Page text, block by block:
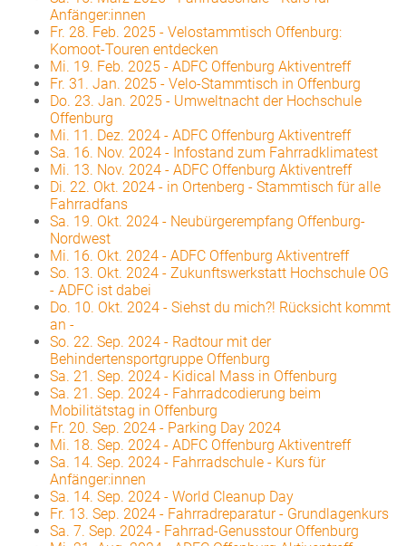
Anfänger:innen
Fr. 28. Feb. 2025 - Velostammtisch Offenburg:
Komoot-Touren entdecken
Mi. 19. Feb. 2025 - ADFC Offenburg Aktiventreff
Fr. 31. Jan. 2025 - Velo-Stammtisch in Offenburg
Do. 23. Jan. 2025 - Umweltnacht der Hochschule
Offenburg
Mi. 11. Dez. 2024 - ADFC Offenburg Aktiventreff
Sa. 16. Nov. 2024 - Infostand zum Fahrradklimatest
Mi. 13. Nov. 2024 - ADFC Offenburg Aktiventreff
Di. 22. Okt. 2024 - in Ortenberg - Stammtisch für alle
Fahrradfans
Sa. 19. Okt. 2024 - Neubürgerempfang Offenburg-
Nordwest
Mi. 16. Okt. 2024 - ADFC Offenburg Aktiventreff
So. 13. Okt. 2024 - Zukunftswerkstatt Hochschule OG
- ADFC ist dabei
Do. 10. Okt. 2024 - Siehst du mich?! Rücksicht kommt
an -
So. 22. Sep. 2024 - Radtour mit der
Behindertensportgruppe Offenburg
Sa. 21. Sep. 2024 - Kidical Mass in Offenburg
Sa. 21. Sep. 2024 - Fahrradcodierung beim
Mobilitätstag in Offenburg
Fr. 20. Sep. 2024 - Parking Day 2024
Mi. 18. Sep. 2024 - ADFC Offenburg Aktiventreff
Sa. 14. Sep. 2024 - Fahrradschule - Kurs für
Anfänger:innen
Sa. 14. Sep. 2024 - World Cleanup Day
Fr. 13. Sep. 2024 - Fahrradreparatur - Grundlagenkurs
Sa. 7. Sep. 2024 - Fahrrad-Genusstour Offenburg